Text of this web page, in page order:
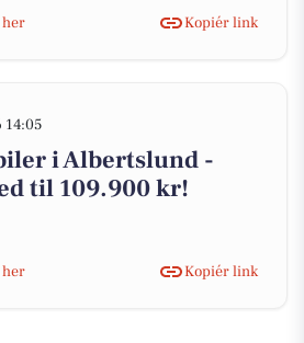
Kopiér link
14:05
i Albertslund -
til 109.900 kr!
Kopiér link